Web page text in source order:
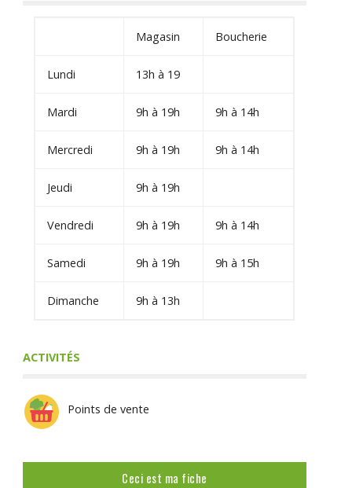
Magasin Boucherie
Lundi 13h à 19
Mardi 9h à 19h 9h à 14h
Mercredi 9h à 19h 9h à 14h
Jeudi 9h à 19h
Vendredi 9h à 19h 9h à 14h
Samedi 9h à 19h 9h à 15h
Dimanche 9h à 13h
ACTIVITÉS
Points de vente
Ceci est ma fiche